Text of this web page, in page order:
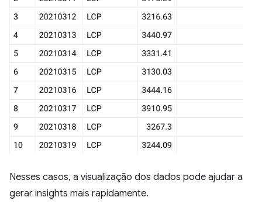
Nesses casos, a visualização dos dados pode ajudar a
gerar insights mais rapidamente.